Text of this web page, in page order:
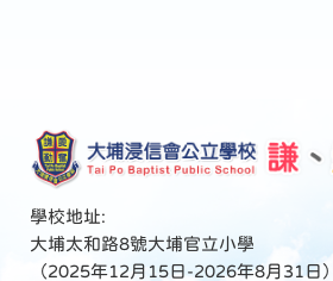
學校地址:
大埔太和路8號大埔官立小學
（2025年12月15日-2026年8月31日）